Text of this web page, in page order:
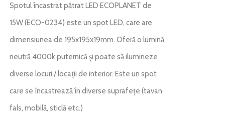
Spotul încastrat pătrat LED ECOPLANET de
15W (ECO-0234) este un spot LED, care are
dimensiunea de 195x195x19mm. Oferă o lumină
neutră 4000k puternică și poate să ilumineze
diverse locuri / locații de interior. Este un spot
care se încastrează în diverse suprafețe (tavan
fals, mobilă, sticlă etc.)